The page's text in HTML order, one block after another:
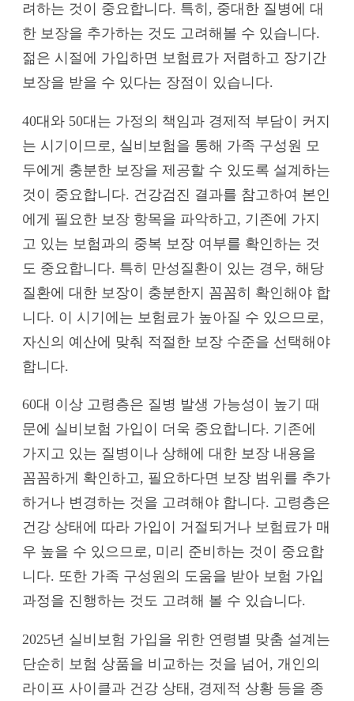
려하는 것이 중요합니다. 특히, 중대한 질병에 대
한 보장을 추가하는 것도 고려해볼 수 있습니다.
젊은 시절에 가입하면 보험료가 저렴하고 장기간
보장을 받을 수 있다는 장점이 있습니다.
40대와 50대는 가정의 책임과 경제적 부담이 커지
는 시기이므로, 실비보험을 통해 가족 구성원 모
두에게 충분한 보장을 제공할 수 있도록 설계하는
것이 중요합니다. 건강검진 결과를 참고하여 본인
에게 필요한 보장 항목을 파악하고, 기존에 가지
고 있는 보험과의 중복 보장 여부를 확인하는 것
도 중요합니다. 특히 만성질환이 있는 경우, 해당
질환에 대한 보장이 충분한지 꼼꼼히 확인해야 합
니다. 이 시기에는 보험료가 높아질 수 있으므로,
자신의 예산에 맞춰 적절한 보장 수준을 선택해야
합니다.
60대 이상 고령층은 질병 발생 가능성이 높기 때
문에 실비보험 가입이 더욱 중요합니다. 기존에
가지고 있는 질병이나 상해에 대한 보장 내용을
꼼꼼하게 확인하고, 필요하다면 보장 범위를 추가
하거나 변경하는 것을 고려해야 합니다. 고령층은
건강 상태에 따라 가입이 거절되거나 보험료가 매
우 높을 수 있으므로, 미리 준비하는 것이 중요합
니다. 또한 가족 구성원의 도움을 받아 보험 가입
과정을 진행하는 것도 고려해 볼 수 있습니다.
2025년 실비보험 가입을 위한 연령별 맞춤 설계는
단순히 보험 상품을 비교하는 것을 넘어, 개인의
라이프 사이클과 건강 상태, 경제적 상황 등을 종